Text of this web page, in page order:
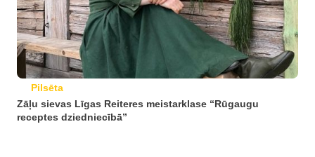
Pilsēta
Zāļu sievas Līgas Reiteres meistarklase “Rūgaugu
receptes dziedniecībā”